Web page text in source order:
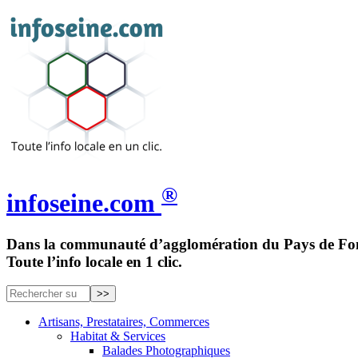
infoseine.com ®
Dans la communauté d’agglomération du Pays de
Toute l’info locale en 1 clic.
Artisans, Prestataires, Commerces
Habitat & Services
Balades Photographiques